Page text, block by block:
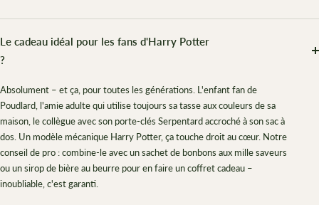
Le cadeau idéal pour les fans d'Harry Potter
?
Absolument – et ça, pour toutes les générations. L'enfant fan de
Poudlard, l'amie adulte qui utilise toujours sa tasse aux couleurs de sa
maison, le collègue avec son porte-clés Serpentard accroché à son sac à
dos. Un modèle mécanique Harry Potter, ça touche droit au cœur. Notre
conseil de pro : combine-le avec un sachet de bonbons aux mille saveurs
ou un sirop de bière au beurre pour en faire un coffret cadeau –
inoubliable, c'est garanti.